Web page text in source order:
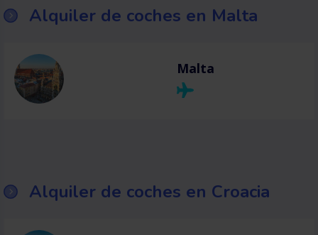
Alquiler de coches en Malta
Malta
Alquiler de coches en Croacia